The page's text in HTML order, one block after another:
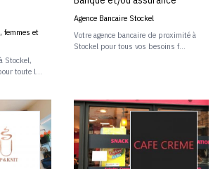
femmes et
Stockel,
toute l...
Agence Bancaire Stockel
Votre agence bancaire de proximité à
Stockel pour tous vos besoins f...